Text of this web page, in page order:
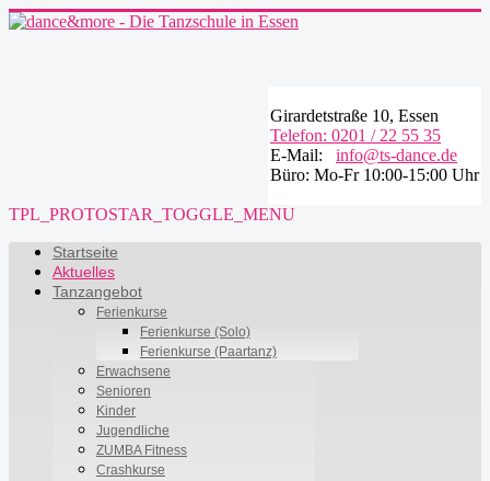
Girardetstraße 10, Essen
Telefon: 0201 / 22 55 35
E-Mail: info@ts-dance.de
Büro: Mo-Fr 10:00-15:00 Uhr
TPL_PROTOSTAR_TOGGLE_MENU
Startseite
Aktuelles
Tanzangebot
Ferienkurse
Ferienkurse (Solo)
Ferienkurse (Paartanz)
Erwachsene
Senioren
Kinder
Jugendliche
ZUMBA Fitness
Crashkurse